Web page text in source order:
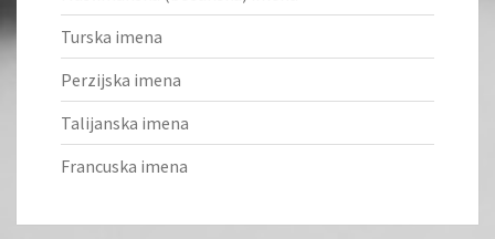
Turska imena
Perzijska imena
Talijanska imena
Francuska imena